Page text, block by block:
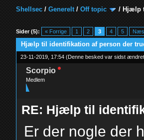
Shellsec /Generelt/Off topic / Hjælp
Sider (5): « Forrige 1 2 3 4 5
Hjælp til identifikation af person der
23-11-2019, 17:54(Denne besked var sidst
Scorpio
Medlem
RE: Hjælp til
Er der nogle der